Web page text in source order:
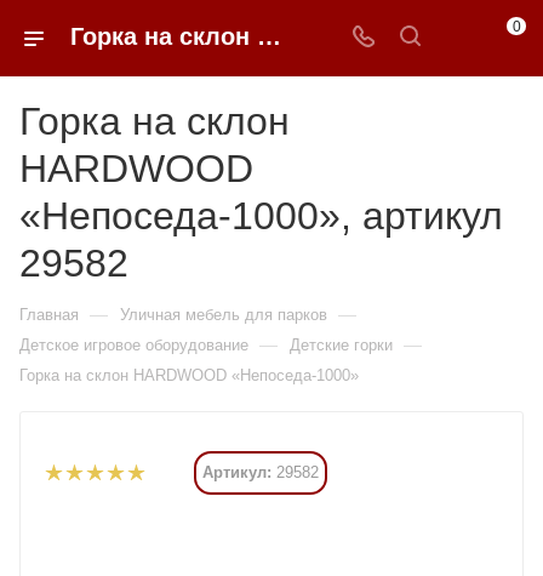
Горка на склон HARDWOOD «Непоседа-1000» купить в Москве от 331 695 ₽ - 0FFER 0
Горка на склон
HARDWOOD
«Непоседа-1000», артикул
29582
Главная — Уличная мебель для парков —
Детское игровое оборудование — Детские горки —
Горка на склон HARDWOOD «Непоседа-1000»
Артикул: 29582